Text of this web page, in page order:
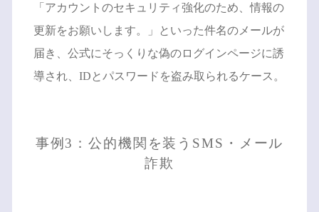
「アカウントのセキュリティ強化のため、情報の
更新をお願いします。」といった件名のメールが
届き、公式にそっくりな偽のログインページに誘
導され、IDとパスワードを盗み取られるケース。
事例3：公的機関を装うSMS・メール
詐欺